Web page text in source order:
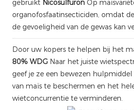
gebruikt Nicosulfuron Op
organofosfaatinsecticiden, omdat
de gevoeligheid van de gewas kan
Door uw kopers te helpen bij het
80% WDG Naar het juiste
geef je ze een bewezen
van maïs te beschermen en het
wietconcurrentie te verminderen.